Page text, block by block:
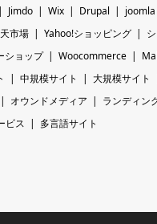
Jimdo Wix Drupal
joomla
市場
Yahoo!ショッピング
ショップ
Woocommerce
中規模サイト 大規模サイト
オウンドメディア
ランディン
ビス
多言語サイト